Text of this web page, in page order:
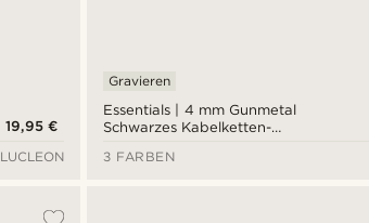
19,95 €
LUCLEON
Essentials | 4 mm Gunmetal
Schwarzes Kabelketten-
Gravieren
3 FARBEN